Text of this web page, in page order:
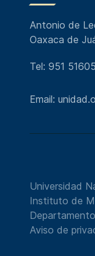
Antonio de
Oaxaca de
Tel: 951
Email:
Universidad
Instituto de
Aviso de